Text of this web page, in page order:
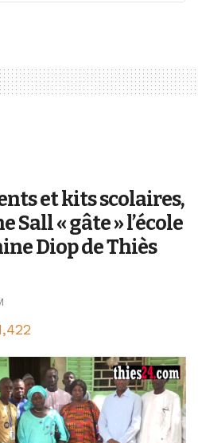
et kits scolaires,
Sall « gâte » l’école
Diop de Thiès